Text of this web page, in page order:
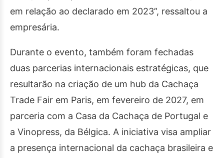
em relação ao declarado em 2023”, ressaltou a
empresária.
Durante o evento, também foram fechadas
duas parcerias internacionais estratégicas, que
resultarão na criação de um hub da Cachaça
Trade Fair em Paris, em fevereiro de 2027, em
parceria com a Casa da Cachaça de Portugal e
a Vinopress, da Bélgica. A iniciativa visa ampliar
a presença internacional da cachaça brasileira e